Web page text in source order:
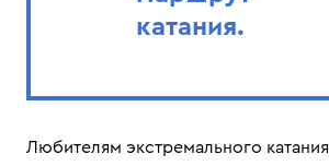
катания.
Любителям экстремального